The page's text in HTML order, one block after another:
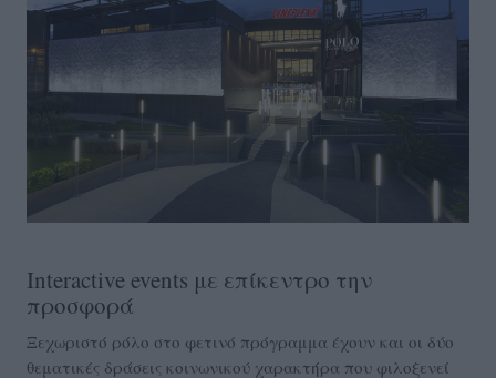
Interactive events με επίκεντρο την
προσφορά
Ξεχωριστό ρόλο στο φετινό πρόγραμμα έχουν και οι δύο
θεματικές δράσεις κοινωνικού χαρακτήρα που φιλοξενεί